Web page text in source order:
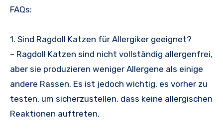
FAQs:
1. Sind Ragdoll Katzen für Allergiker geeignet?
– Ragdoll Katzen sind nicht vollständig allergenfrei,
aber sie produzieren weniger Allergene als einige
andere Rassen. Es ist jedoch wichtig, es vorher zu
testen, um sicherzustellen, dass keine allergischen
Reaktionen auftreten.